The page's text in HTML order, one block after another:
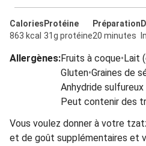
Calories
863 kcal
Protéine
31g protéine
Préparation
20 minutes
Allergènes:Fruits à coque•Lait
Gluten•Graines de
Anhydride
Peut contenir des
Vous voulez donner à votre
et de goût supplémentaires et